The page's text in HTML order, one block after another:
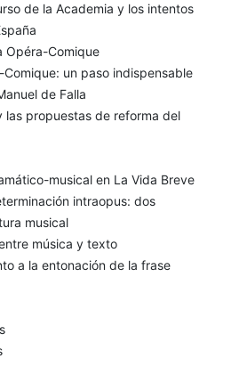
de la Academia y los intentos
Opéra-Comique
un paso indispensable
de Falla
las propuestas de reforma del
musical en La Vida Breve
intraopus: dos
musical
música y texto
a la entonación de la frase